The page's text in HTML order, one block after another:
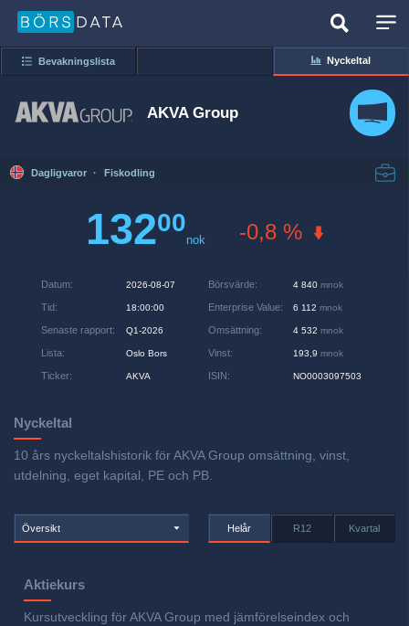
Bevakningslista Nyckeltal
AKVA Group
Dagligvaror · Fiskodling
13200
nok -0,8 %
Datum: 2026-08-07
Tid: 18:00:00
Senaste rapport: Q1-2026
Lista: Oslo Bors
Ticker: AKVA
Börsvärde: 4 840 mnok
Enterprise Value: 6 112 mnok
Omsättning: 4 532 mnok
Vinst: 193,9 mnok
ISIN: NO0003097503
Nyckeltal
10 års nyckeltalshistorik för AKVA Group omsättning, vinst,
utdelning, eget kapital, PE och PB.
Översikt Helår R12 Kvartal
Aktiekurs
Kursutveckling för AKVA Group med jämförelseindex och